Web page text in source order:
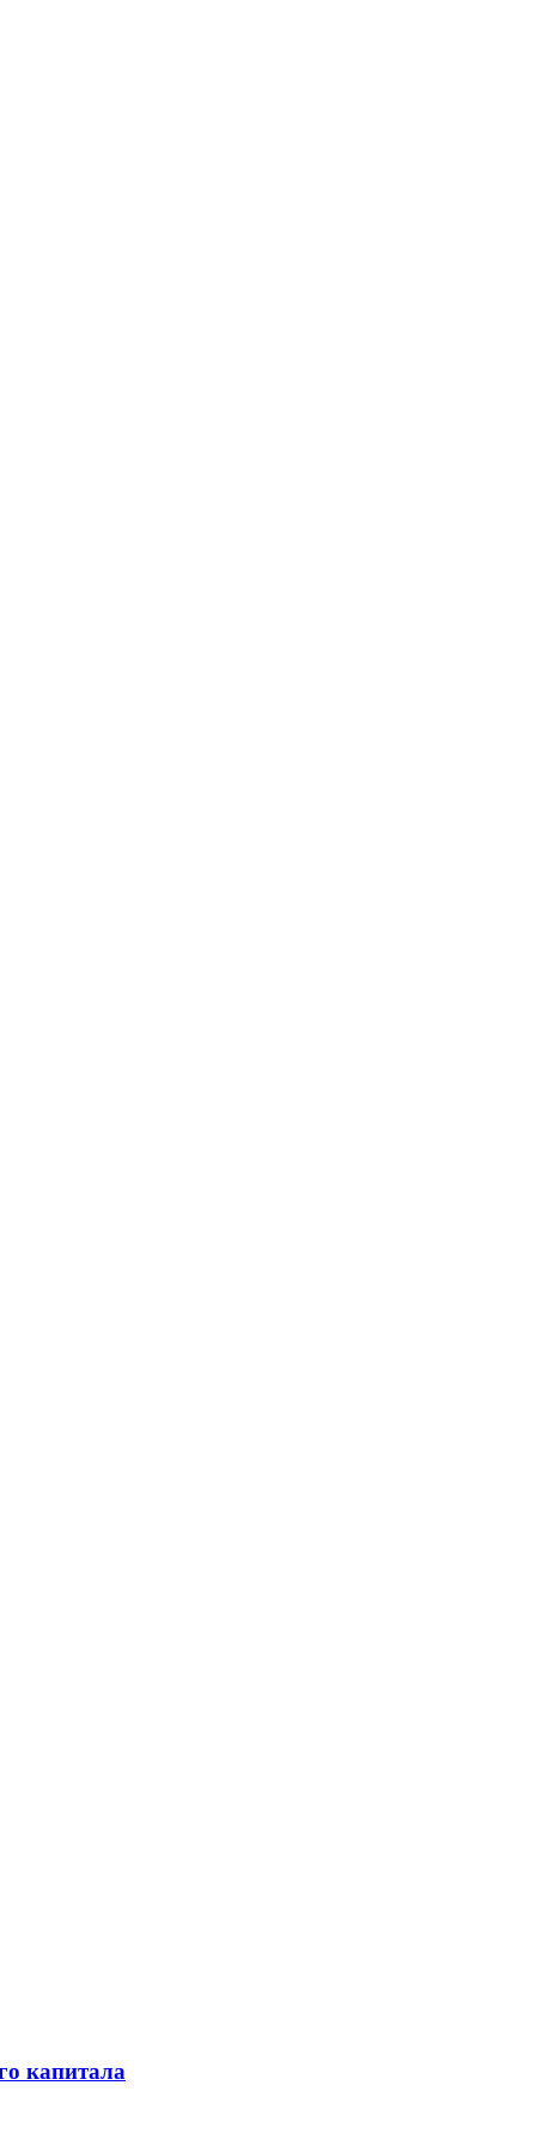
капитала